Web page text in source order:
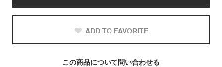
ADD TO FAVORITE
この商品について問い合わせる